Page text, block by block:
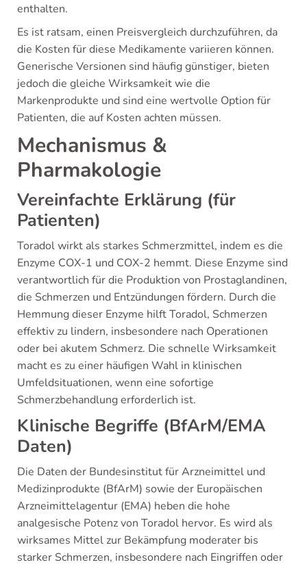
enthalten.
Es ist ratsam, einen Preisvergleich durchzuführen, da
die Kosten für diese Medikamente variieren können.
Generische Versionen sind häufig günstiger, bieten
jedoch die gleiche Wirksamkeit wie die
Markenprodukte und sind eine wertvolle Option für
Patienten, die auf Kosten achten müssen.
Mechanismus &
Pharmakologie
Vereinfachte Erklärung (für
Patienten)
Toradol wirkt als starkes Schmerzmittel, indem es die
Enzyme COX-1 und COX-2 hemmt. Diese Enzyme sind
verantwortlich für die Produktion von Prostaglandinen,
die Schmerzen und Entzündungen fördern. Durch die
Hemmung dieser Enzyme hilft Toradol, Schmerzen
effektiv zu lindern, insbesondere nach Operationen
oder bei akutem Schmerz. Die schnelle Wirksamkeit
macht es zu einer häufigen Wahl in klinischen
Umfeldsituationen, wenn eine sofortige
Schmerzbehandlung erforderlich ist.
Klinische Begriffe (BfArM/EMA
Daten)
Die Daten der Bundesinstitut für Arzneimittel und
Medizinprodukte (BfArM) sowie der Europäischen
Arzneimittelagentur (EMA) heben die hohe
analgesische Potenz von Toradol hervor. Es wird als
wirksames Mittel zur Bekämpfung moderater bis
starker Schmerzen, insbesondere nach Eingriffen oder